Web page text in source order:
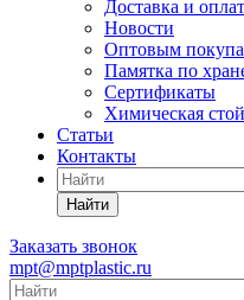
Доставка и
Новости
Оптовым
Памятка по
Сертификаты
Химическая
Статьи
Контакты
Найти
Заказать звонок
mpt@mptplastic.ru